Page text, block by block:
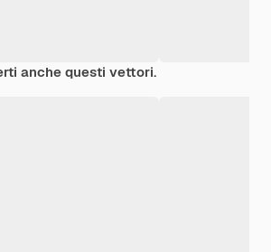
anche questi vettori.